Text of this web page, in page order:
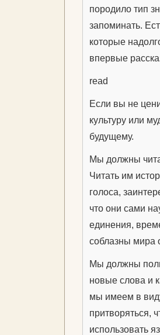
породило тип
запоминать.
которые
впервые
read
Если вы не
культуру или
будущему.
Мы должны
Читать им
голоса,
что они сами
единения,
соблазны мира
Мы должны
новые слова и
мы имеем в
притворяться,
использовать